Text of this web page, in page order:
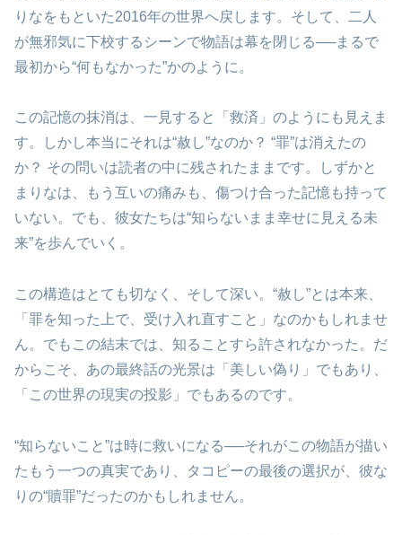
りなをもといた2016年の世界へ戻します。そして、二人
が無邪気に下校するシーンで物語は幕を閉じる──まるで
最初から“何もなかった”かのように。
この記憶の抹消は、一見すると「救済」のようにも見えま
す。しかし本当にそれは“赦し”なのか？ “罪”は消えたの
か？ その問いは読者の中に残されたままです。しずかと
まりなは、もう互いの痛みも、傷つけ合った記憶も持って
いない。でも、彼女たちは“知らないまま幸せに見える未
来”を歩んでいく。
この構造はとても切なく、そして深い。“赦し”とは本来、
「罪を知った上で、受け入れ直すこと」なのかもしれませ
ん。でもこの結末では、知ることすら許されなかった。だ
からこそ、あの最終話の光景は「美しい偽り」でもあり、
「この世界の現実の投影」でもあるのです。
“知らないこと”は時に救いになる──それがこの物語が描い
たもう一つの真実であり、タコピーの最後の選択が、彼な
りの“贖罪”だったのかもしれません。